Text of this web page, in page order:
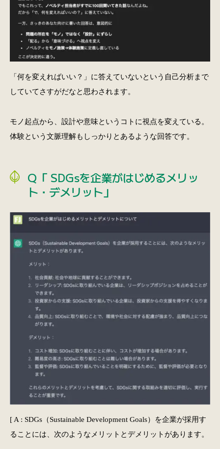
「何を変えればいい？」に答えていないという自己分析まで
していてさすがだなと思わされます。
モノ起点から、設計や意味というコトに視点を変えている。
体験という文脈理解もしっかりとあるような回答です。
Q「 SDGsを企業がはじめるメリッ
ト・デメリット」
[ A : SDGs（Sustainable Development Goals）を企業が採用す
ることには、次のようなメリットとデメリットがあります。